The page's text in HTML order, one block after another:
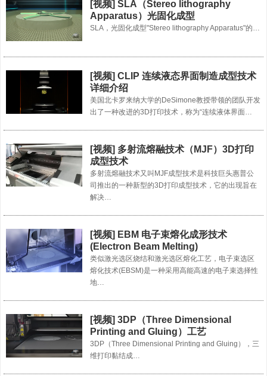
[视频] SLA（Stereo lithography
Apparatus）光固化成型
SLA，光固化成型"Stereo lithography Apparatus"的…
[视频] CLIP 连续液态界面制造成型技术
详细介绍
美国北卡罗来纳大学的DeSimone教授带领的团队开发
出了一种改进的3D打印技术，称为“连续液体界面…
[视频] 多射流熔融技术（MJF）3D打印
成型技术
多射流熔融技术又叫MJF成型技术是科技巨头惠普公
司推出的一种新型的3D打印成型技术，它的出现旨在
解决…
[视频] EBM 电子束熔化成形技术
(Electron Beam Melting)
类似激光选区烧结和激光选区熔化工艺，电子束选区
熔化技术(EBSM)是一种采用高能高速的电子束选择性
地…
[视频] 3DP（Three Dimensional
Printing and Gluing）工艺
3DP（Three Dimensional Printing and Gluing），三
维打印黏结成…